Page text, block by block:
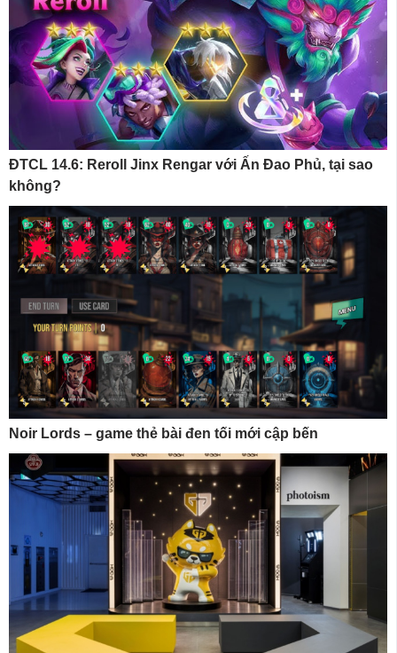
ĐTCL 14.6: Reroll Jinx Rengar với Ấn Đao Phủ, tại sao
không?
Noir Lords – game thẻ bài đen tối mới cập bến